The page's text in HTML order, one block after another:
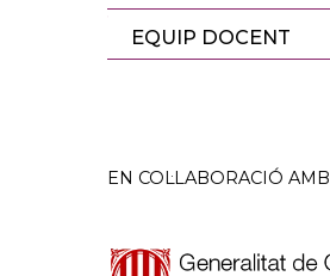
EQUIP DOCENT
EN COL·LABORACIÓ AMB